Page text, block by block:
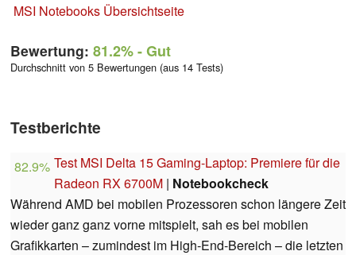
MSI Notebooks Übersichtseite
Bewertung: 81.2%- Gut
Durchschnitt von 5 Bewertungen (aus 14 Tests)
Testberichte
82.9% Test MSI Delta 15 Gaming-Laptop: Premiere für die
Radeon RX 6700M | Notebookcheck
Während AMD bei mobilen Prozessoren schon längere Zeit
wieder ganz ganz vorne mitspielt, sah es bei mobilen
Grafikkarten – zumindest im High-End-Bereich – die letzten